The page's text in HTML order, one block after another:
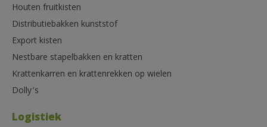
Houten fruitkisten
Distributiebakken kunststof
Export kisten
Nestbare stapelbakken en kratten
Krattenkarren en krattenrekken op wielen
Dolly’s
Logistiek